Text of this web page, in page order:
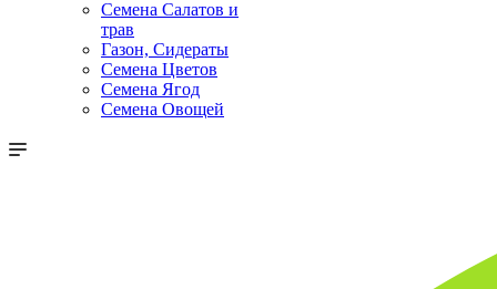
Семена Салатов и
трав
Газон, Сидераты
Семена Цветов
Семена Ягод
Семена Овощей